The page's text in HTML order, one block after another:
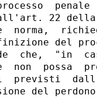
22
del
che,  "in
possa
previsti
del